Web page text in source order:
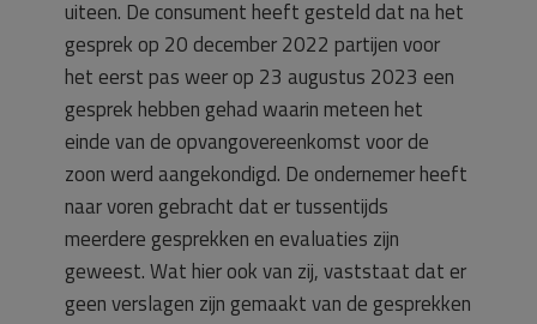
uiteen. De consument heeft gesteld dat na het
gesprek op 20 december 2022 partijen voor
het eerst pas weer op 23 augustus 2023 een
gesprek hebben gehad waarin meteen het
einde van de opvangovereenkomst voor de
zoon werd aangekondigd. De ondernemer heeft
naar voren gebracht dat er tussentijds
meerdere gesprekken en evaluaties zijn
geweest. Wat hier ook van zij, vaststaat dat er
geen verslagen zijn gemaakt van de gesprekken